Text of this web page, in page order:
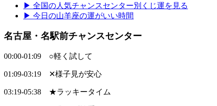
▶ 全国の人気チャンスセンター別くじ運を見る
▶ 今日の山羊座の運がいい時間
名古屋・名駅前チャンスセンター
00:00-01:09 ○軽く試して
01:09-03:19 ✕様子見が安心
03:19-05:38 ★ラッキータイム